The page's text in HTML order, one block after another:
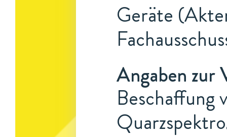
Geräte
Angaben zur
Beschaffung